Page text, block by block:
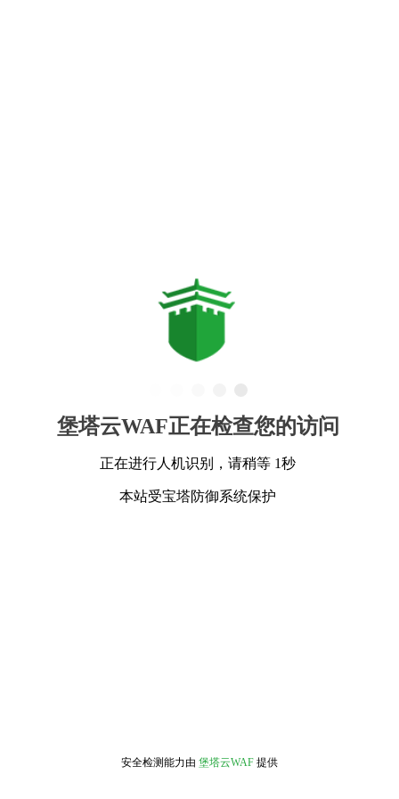
堡塔云WAF正在检查您的访问
正在进行人机识别，请稍等 1秒
本站受宝塔防御系统保护
安全检测能力由 堡塔云WAF 提供